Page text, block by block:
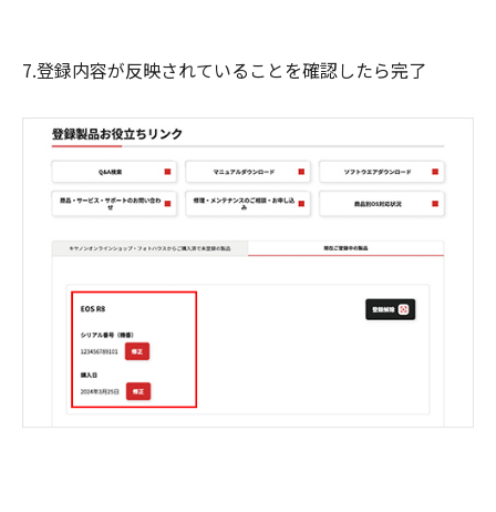
7.登録内容が反映されていることを確認したら完了